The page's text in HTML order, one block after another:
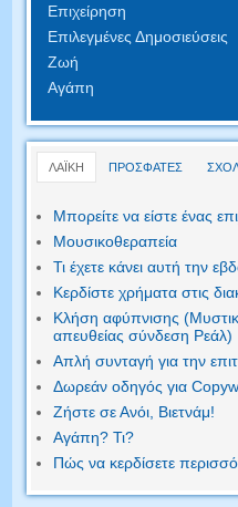
Επιχείρηση
Επιλεγμένες Δημοσιεύσεις
Ζωή
Αγάπη
ΛΑΪΚΗ ΠΡΟΣΦΑΤΕΣ
Μπορείτε να είστε ένας
Μουσικοθεραπεία
Τι έχετε κάνει αυτή την
Κερδίστε χρήματα στις
Κλήση αφύπνισης
απευθείας σύνδεση Ρεάλ)
Απλή συνταγή για την
Δωρεάν οδηγός για
Ζήστε σε Ανόι, Βιετνάμ!
Αγάπη? Τι?
Πώς να κερδίσετε